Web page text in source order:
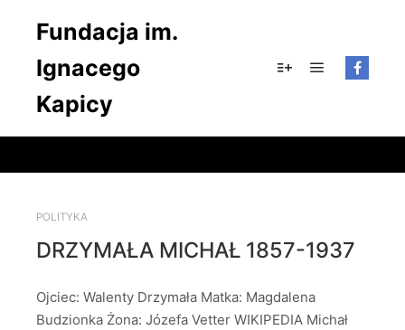
Fundacja im.
Ignacego
Kapicy
POLITYKA
DRZYMAŁA MICHAŁ 1857-1937
Ojciec: Walenty Drzymała Matka: Magdalena
Budzionka Żona: Józefa Vetter WIKIPEDIA Michał